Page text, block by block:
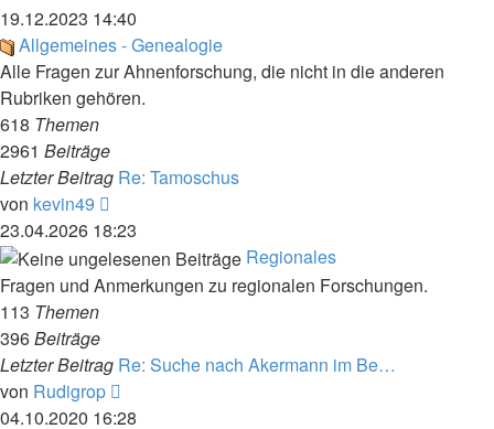
Beitrag
19.12.2023 14:40
Allgemeines - Genealogie
Alle Fragen zur Ahnenforschung, die nicht in die anderen
Rubriken gehören.
618 Themen
2961 Beiträge
Letzter Beitrag Re: Tamoschus
von kevin49
Beitrag
23.04.2026 18:23
Regionales
Fragen und Anmerkungen zu regionalen Forschungen.
113 Themen
396Beiträge
Letzter Beitrag Re: Suche nach Akermann im Be…
von Rudigrop
Beitrag
04.10.2020 16:28